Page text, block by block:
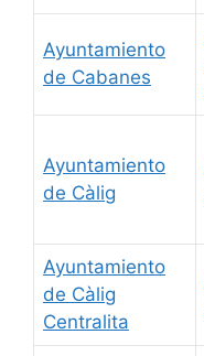
Ayuntamiento
de Cabanes
Ayuntamiento
de Càlig
Ayuntamiento
de Càlig
Centralita